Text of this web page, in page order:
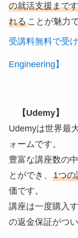
の就活支援まで
れることが魅力で
受講料無料で受
Engineering】
【Udemy】
Udemyは世界最
ォームです。
豊富な講座数の
とができ、 1つの
価です。
講座は一度購入
の返金保証がつ